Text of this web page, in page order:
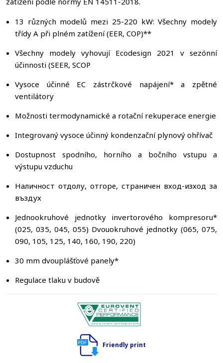
13 různých modelů mezi 25-220 kW: Všechny modely
třídy A při plném zatížení (EER, COP)**
Všechny modely vyhovují Ecodesign 2021 v sezónní
účinnosti (SEER, SCOP
Vysoce účinné EC zástrčkové napájení* a zpětné
ventilátory
Možnosti termodynamické a rotační rekuperace energie
Integrovaný vysoce účinný kondenzační plynový ohřívač
Dostupnost spodního, horního a bočního vstupu a
výstupu vzduchu
Наличност отдолу, отгоре, страничен вход-изход за
въздух
Jednookruhové jednotky invertorového kompresoru*
(025, 035, 045, 055) Dvouokruhové jednotky (065, 075,
090, 105, 125, 140, 160, 190, 220)
30 mm dvouplášťové panely*
Regulace tlaku v budově
Friendly print